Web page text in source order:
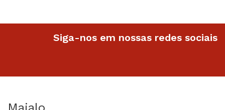
Siga-nos em nossas redes sociais